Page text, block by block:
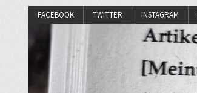
FACEBOOK TWITTER INSTAGRAM